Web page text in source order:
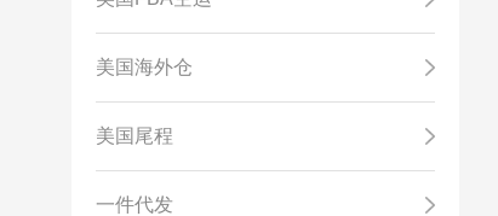
美国海外仓
美国尾程
一件代发